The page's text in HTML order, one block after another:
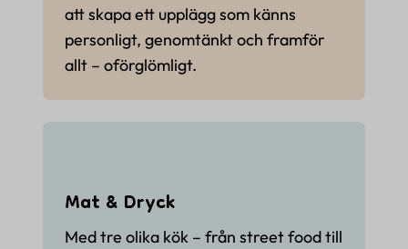
att skapa ett upplägg som känns
personligt, genomtänkt och framför
allt – oförglömligt.
Mat & Dryck
Med tre olika kök – från street food till